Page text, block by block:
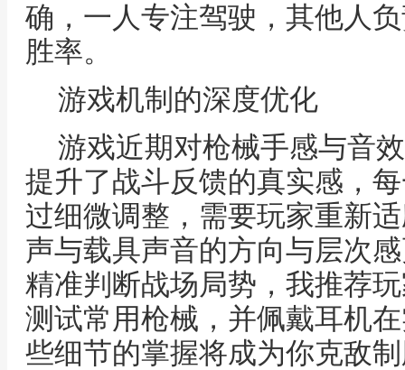
确，一人专注驾驶，其他人
胜率。
游戏机制的深度优化
游戏近期对枪械手感与音
提升了战斗反馈的真实感，
过细微调整，需要玩家重新
声与载具声音的方向与层次
精准判断战场局势，我推荐
测试常用枪械，并佩戴耳机
些细节的掌握将成为你克敌